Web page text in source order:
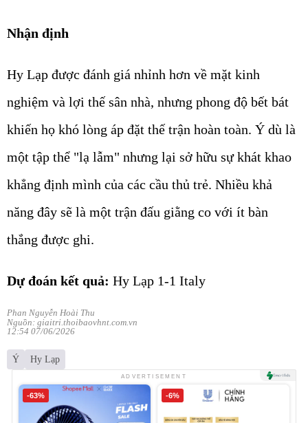
Nhận định
Hy Lạp được đánh giá nhỉnh hơn về mặt kinh
nghiệm và lợi thế sân nhà, nhưng phong độ bết bát
khiến họ khó lòng áp đặt thế trận hoàn toàn. Ý dù là
một tập thể "lạ lẫm" nhưng lại sở hữu sự khát khao
khẳng định mình của các cầu thủ trẻ. Nhiều khả
năng đây sẽ là một trận đấu giằng co với ít bàn
thắng được ghi.
Dự đoán kết quả: Hy Lạp 1-1 Italy
Phan Nguyễn Hoài Thu
Nguồn: giaitri.thoibaovhnt.com.vn
12:54 07/06/2026
Ý Hy Lạp
ADVERTISEMENT
-63% -6%